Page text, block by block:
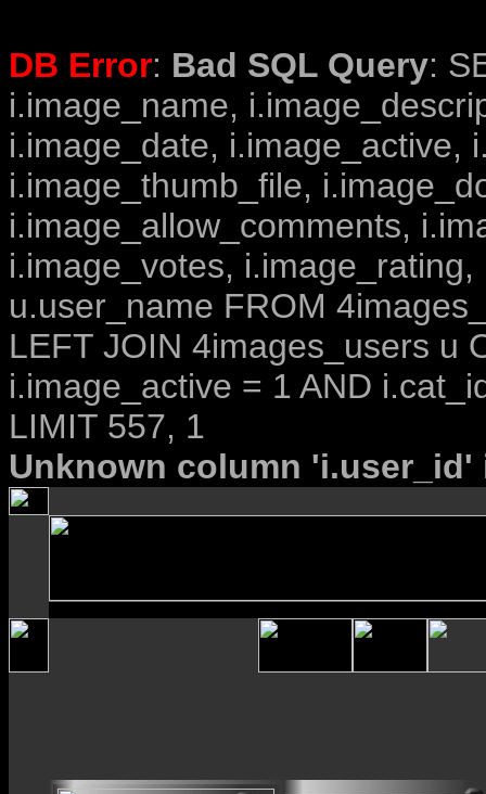
DB Error: Bad SQL Query:
i.image_name,
i.image_date, i.image_active,
i.image_thumb_file,
i.image_allow_comments,
i.image_votes,
u.user_name FROM
LEFT JOIN 4images_users u
i.image_active = 1 AND
LIMIT 557, 1
Unknown column